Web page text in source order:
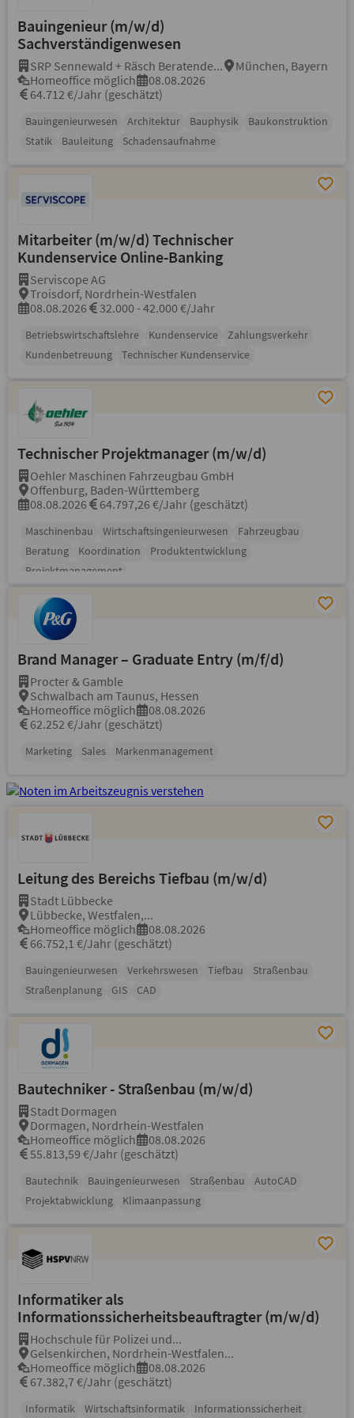
Bauingenieur (m/w/d)
Sachverständigenwesen
SRP Sennewald + Räsch Beratende...
München, Bayern
Homeoffice möglich
08.08.2026
64.712 €/Jahr (geschätzt)
Bauingenieurwesen Architektur Bauphysik
Baukonstruktion
Statik
Bauleitung Schadensaufnahme
Mitarbeiter (m/w/d) Technischer
Kundenservice Online-Banking
Serviscope AG
Troisdorf, Nordrhein-Westfalen
08.08.2026
32.000 - 42.000 €/Jahr
Betriebswirtschaftslehre Kundenservice
Zahlungsverkehr
Kundenbetreuung
Technischer Kundenservice
Technischer Projektmanager (m/w/d)
Oehler Maschinen Fahrzeugbau GmbH
Offenburg, Baden-Württemberg
08.08.2026
64.797,26 €/Jahr (geschätzt)
Maschinenbau Wirtschaftsingenieurwesen
Fahrzeugbau
Beratung
Koordination
Produktentwicklung
Projektmanagement
Brand Manager – Graduate Entry (m/f/d)
Procter & Gamble
Schwalbach am Taunus, Hessen
Homeoffice möglich
08.08.2026
62.252 €/Jahr (geschätzt)
Marketing Sales Markenmanagement
Leitung des Bereichs Tiefbau (m/w/d)
Stadt Lübbecke
Lübbecke, Westfalen,...
Homeoffice möglich
08.08.2026
66.752,1 €/Jahr (geschätzt)
Bauingenieurwesen Verkehrswesen Tiefbau
Straßenbau
Straßenplanung
GIS CAD
Bautechniker - Straßenbau (m/w/d)
Stadt Dormagen
Dormagen, Nordrhein-Westfalen
Homeoffice möglich
08.08.2026
55.813,59 €/Jahr (geschätzt)
Bautechnik Bauingenieurwesen Straßenbau
AutoCAD
Projektabwicklung
Klimaanpassung
Informatiker als
Informationssicherheitsbeauftragter (m/w/d)
Hochschule für Polizei und...
Gelsenkirchen, Nordrhein-Westfalen...
Homeoffice möglich
08.08.2026
67.382,7 €/Jahr (geschätzt)
Informatik Wirtschaftsinformatik Informationssicherheit